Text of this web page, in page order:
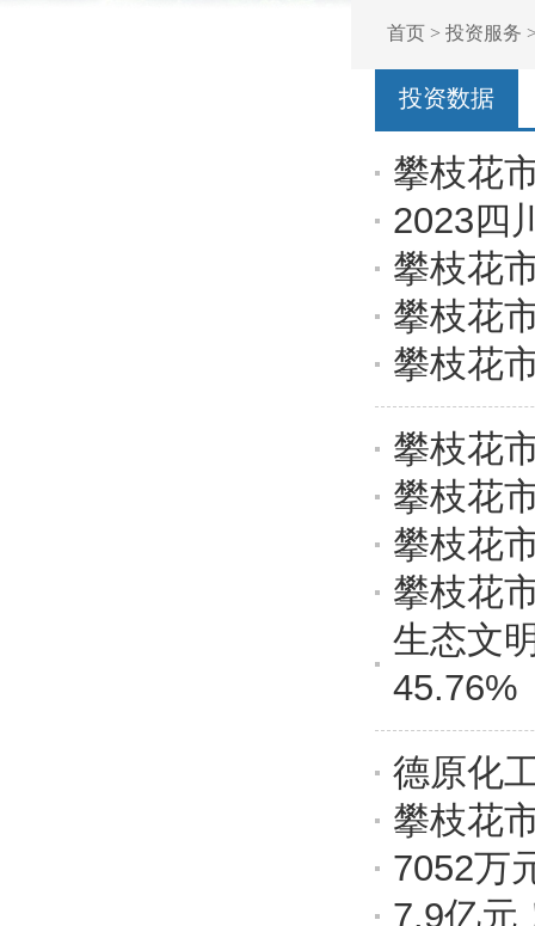
首页> 投资服务
投资数据
攀枝花
2023四
攀枝花
攀枝花
攀枝花
攀枝花
攀枝花
攀枝花
攀枝花
生态文
45.76%
德原化
攀枝花
7052万
7.9亿元